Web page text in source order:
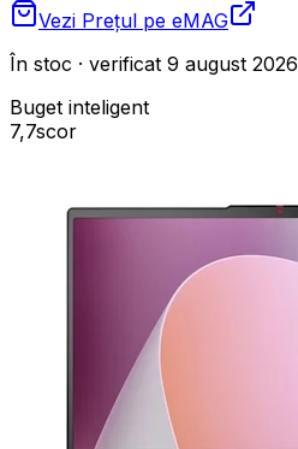
Vezi Prețul pe eMAG
În stoc · verificat 9 august 2026
Buget inteligent
7,7scor